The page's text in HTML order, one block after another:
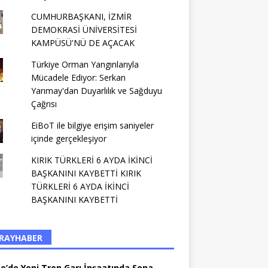
CUMHURBAŞKANI, İZMİR
DEMOKRASİ ÜNİVERSİTESİ
KAMPÜSÜ'NÜ DE AÇACAK
Türkiye Orman Yangınlarıyla
Mücadele Ediyor: Serkan
Yarımay'dan Duyarlılık ve Sağduyu
Çağrısı
EiBoT ile bilgiye erişim saniyeler
içinde gerçekleşiyor
KIRIK TÜRKLERİ 6 AYDA İKİNCİ
BAŞKANINI KAYBETTİ KIRIK
TÜRKLERİ 6 AYDA İKİNCİ
BAŞKANINI KAYBETTİ